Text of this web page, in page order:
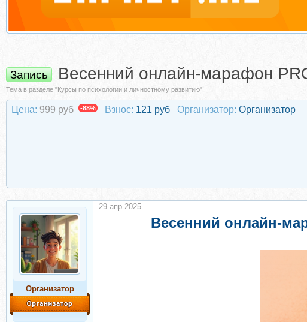
Запись Весенний онлайн-марафон
Тема в разделе "Курсы по психологии и личностному развитию"
Цена: 999 руб -88% Взнос: 121 руб Организатор: Организатор
Организатор
Весенний онлайн-
29 апр 2025